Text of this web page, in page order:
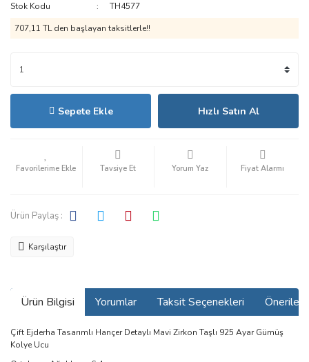
Stok Kodu
TH4577
707,11 TL den başlayan taksitlerle!!
Sepete Ekle Hızlı Satın Al
Tavsiye Et Yorum Yaz Fiyat Alarmı
Ürün Paylaş :
Karşılaştır
Ürün Bilgisi Yorumlar Taksit Seçenekleri
Çift Ejderha Tasarımlı Hançer Detaylı Mavi Zirkon Taşlı 925 Ayar Gümüş
Kolye Ucu